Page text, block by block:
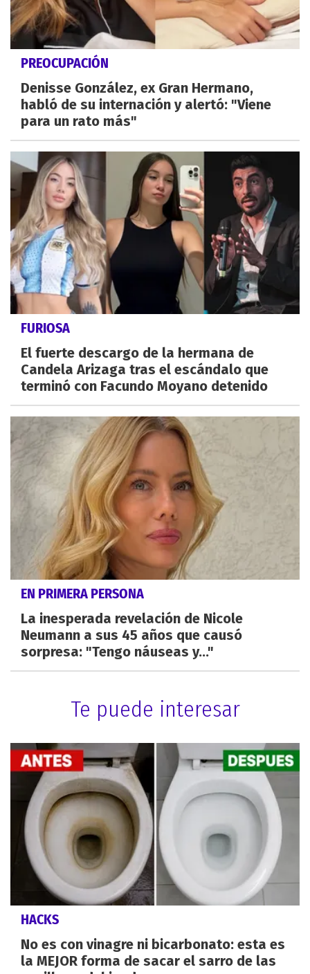
PREOCUPACIÓN
Denisse González, ex Gran Hermano,
habló de su internación y alertó: "Viene
para un rato más"
FURIOSA
El fuerte descargo de la hermana de
Candela Arizaga tras el escándalo que
terminó con Facundo Moyano detenido
EN PRIMERA PERSONA
La inesperada revelación de Nicole
Neumann a sus 45 años que causó
sorpresa: "Tengo náuseas y..."
Te puede interesar
HACKS
No es con vinagre ni bicarbonato: esta es
la MEJOR forma de sacar el sarro de las